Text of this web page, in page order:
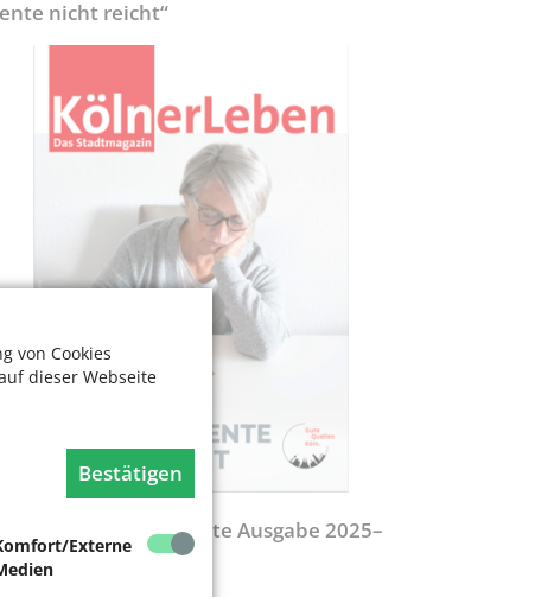
von Cookies
dieser Webseite
Bestätigen
Externe
nicht reicht“
Wegweiser - Aktualisierte Ausgabe 2025–